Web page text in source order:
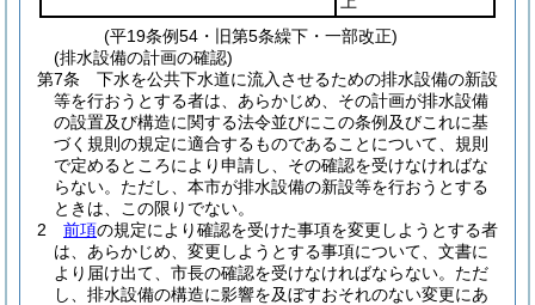
(平19条例54・旧第5条繰下・一部改正)
(排水設備の計画の確認)
第7条
下水を公共下水道に流入させるための排水設備の新設
等を行おうとする者は、あらかじめ、その計画が排水設備
の設置及び構造に関する法令並びにこの条例及びこれに基
づく規則の規定に適合するものであることについて、規則
で定めるところにより申請し、その確認を受けなければな
らない。 ただし、本市が排水設備の新設等を行おうとする
ときは、この限りでない。
2
前項の規定により確認を受けた事項を変更しようとする者
は、あらかじめ、変更しようとする事項について、文書に
より届け出て、市長の確認を受けなければならない。 ただ
し、排水設備の構造に影響を及ぼすおそれのない変更にあ